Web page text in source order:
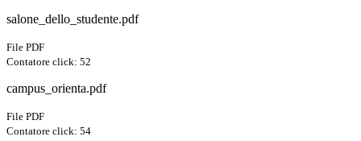
salone_dello_studente.pdf
File PDF
Contatore click: 52
campus_orienta.pdf
File PDF
Contatore click: 54